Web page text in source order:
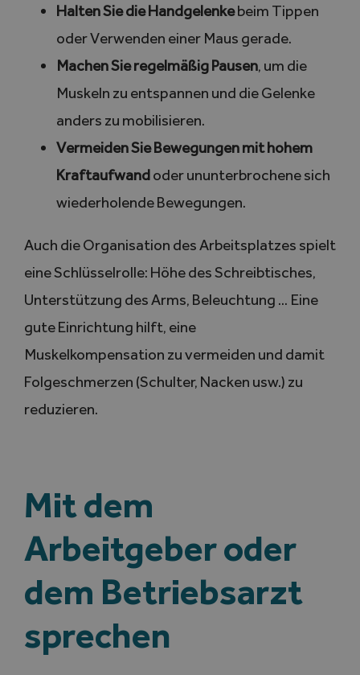
Halten Sie die Handgelenkebeim Tippen
oder Verwenden einer Maus gerade.
Machen Sie regelmäßig Pausen, um die
Muskeln zu entspannen und die Gelenke
anders zu mobilisieren.
Vermeiden Sie Bewegungen mit hohem
Kraftaufwandoder ununterbrochene sich
wiederholende Bewegungen.
Auch die Organisation des Arbeitsplatzes spielt
eine Schlüsselrolle: Höhe des Schreibtisches,
Unterstützung des Arms, Beleuchtung … Eine
gute Einrichtung hilft, eine
Muskelkompensation zu vermeiden und damit
Folgeschmerzen (Schulter, Nacken usw.) zu
reduzieren.
Mit dem
Arbeitgeber oder
dem Betriebsarzt
sprechen